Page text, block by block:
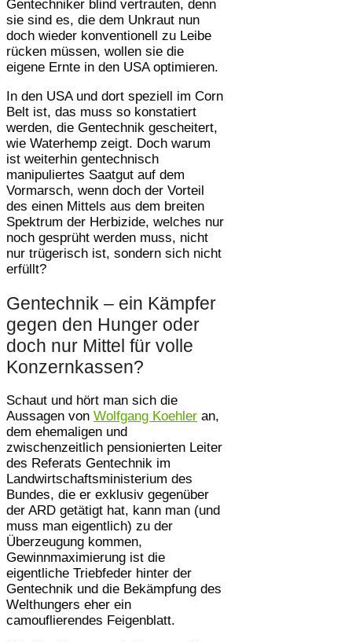
Gentechniker blind vertrauten, denn
sie sind es, die dem Unkraut nun
doch wieder konventionell zu Leibe
rücken müssen, wollen sie die
eigene Ernte in den USA optimieren.
In den USA und dort speziell im Corn
Belt ist, das muss so konstatiert
werden, die Gentechnik gescheitert,
wie Waterhemp zeigt. Doch warum
ist weiterhin gentechnisch
manipuliertes Saatgut auf dem
Vormarsch, wenn doch der Vorteil
des einen Mittels aus dem breiten
Spektrum der Herbizide, welches nur
noch gesprüht werden muss, nicht
nur trügerisch ist, sondern sich nicht
erfüllt?
Gentechnik – ein Kämpfer
gegen den Hunger oder
doch nur Mittel für volle
Konzernkassen?
Schaut und hört man sich die
Aussagen von Wolfgang Koehler an,
dem ehemaligen und
zwischenzeitlich pensionierten Leiter
des Referats Gentechnik im
Landwirtschaftsministerium des
Bundes, die er exklusiv gegenüber
der ARD getätigt hat, kann man (und
muss man eigentlich) zu der
Überzeugung kommen,
Gewinnmaximierung ist die
eigentliche Triebfeder hinter der
Gentechnik und die Bekämpfung des
Welthungers eher ein
camouflierendes Feigenblatt.